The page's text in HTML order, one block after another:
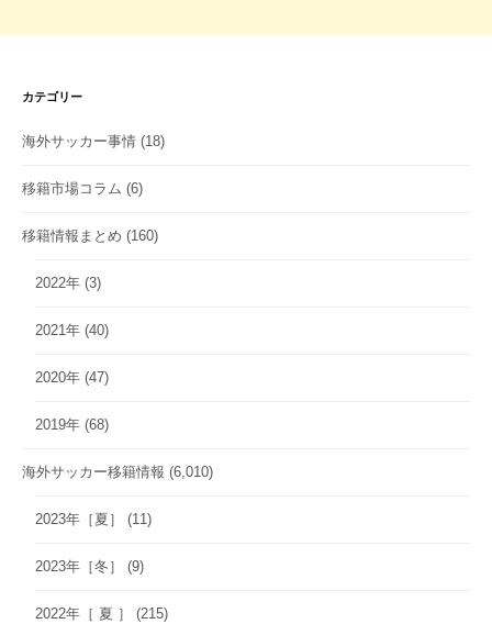
カテゴリー
海外サッカー事情 (18)
移籍市場コラム (6)
移籍情報まとめ (160)
2022年 (3)
2021年 (40)
2020年 (47)
2019年 (68)
海外サッカー移籍情報 (6,010)
2023年［夏］ (11)
2023年［冬］ (9)
2022年［ 夏 ］ (215)